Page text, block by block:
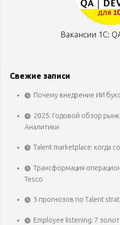
Вакансии 1С:
Свежие записи
Почему внедрение ИИ
2025: Годовой обзор
Аналитики
Talent marketplace: когда
Трансформация
Tesco
5 прогнозов по Talent
Employee listening: 7